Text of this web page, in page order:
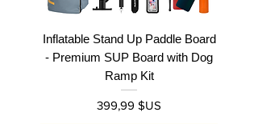
Inflatable Stand Up Paddle Board
- Premium SUP Board with Dog
Ramp Kit
Prix
399,99 $US